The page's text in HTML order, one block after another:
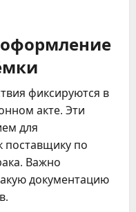
фиксируются в
акте. Эти
для
поставщику по
Важно
документацию